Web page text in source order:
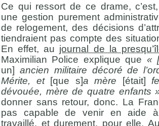
Ce qui ressort de ce drame,
une gestion purement
de relogement, des décisions
tiendraient pas compte des
En effet, au journal de la
Maximilian Police explique que «
un] ancien militaire décoré de
Mérite, et[que s]a mère [était]
dévouée, mère de quatre enfants
donner sans retour, donc. La
pas capable de venir en aide
travaillé, et durement, pour elle.